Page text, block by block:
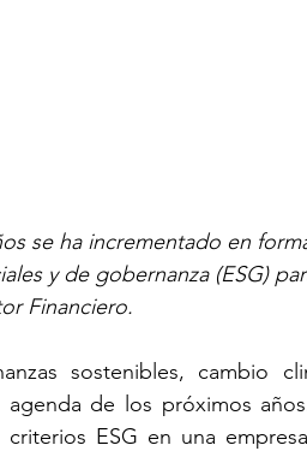
se ha incrementado en
y de gobernanza (ESG)
Financiero.
sostenibles, cambio
agenda de los próximos
ESG en una